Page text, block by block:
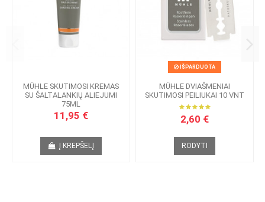
MÜHLE SKUTIMOSI KREMAS
SU ŠALTALANKIŲ ALIEJUMI
75ML
11,95 €
Į KREPŠELĮ
IŠPARDUOTA
MÜHLE DVIAŠMENIAI
SKUTIMOSI PEILIUKAI 10 VNT
2,60 €
RODYTI